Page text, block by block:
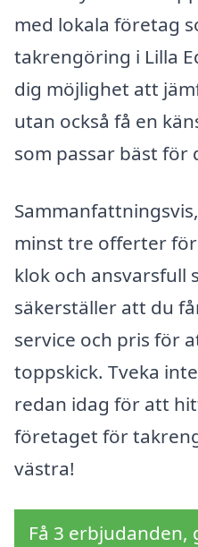
med lokala företag
takrengöring i Lilla
dig möjlighet att
utan också få en
som passar bäst för
minst tre offerter
klok och ansvarsfull
säkerställer att du
service och pris för
toppskick. Tveka
redan idag för att
företaget för
västra!
Få 3 erbjudanden,